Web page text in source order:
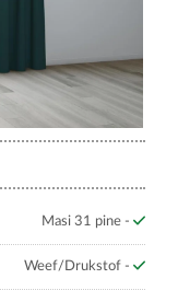
Masi 31 pine -
Weef/Drukstof -